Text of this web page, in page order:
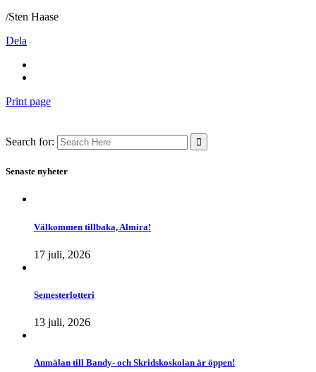
/Sten Haase
Dela
Print page
Search for:
Senaste nyheter
Välkommen tillbaka, Almira!
17 juli, 2026
Semesterlotteri
13 juli, 2026
Anmälan till Bandy- och Skridskoskolan är öppen!